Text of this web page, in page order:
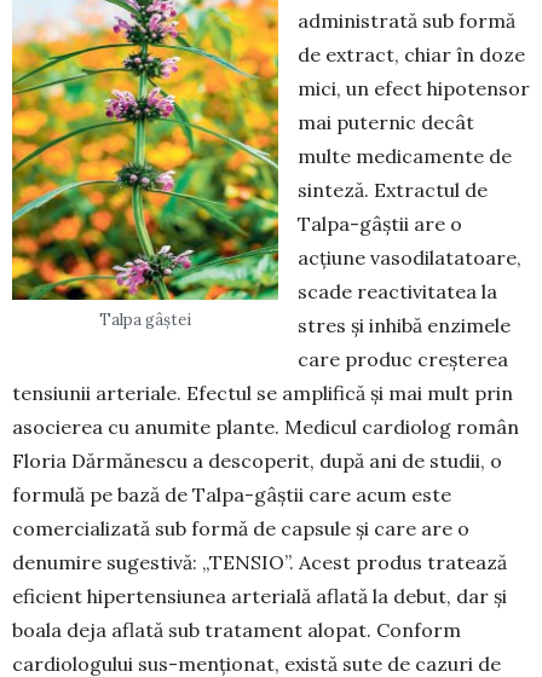
Talpa gâștei
administrată sub formă
de extract, chiar în doze
mici, un efect hipotensor
mai puternic decât
multe medicamente de
sinteză. Extractul de
Talpa-gâștii are o
acțiune vasodi­latatoare,
scade reactivitatea la
stres și inhibă enzimele
care produc creșterea
tensiunii arteriale. Efectul se amplifică și mai mult prin
asocierea cu anumite plante. Medicul cardiolog român
Floria Dărmănescu a descoperit, după ani de studii, o
formulă pe bază de Talpa-gâștii care acum este
comercializată sub formă de capsule și care are o
denumire sugestivă: „TENSIO”. Acest produs tratează
eficient hipertensiunea arterială aflată la debut, dar și
boala deja aflată sub tratament alo­pat. Conform
cardiologului sus-menționat, există sute de cazuri de